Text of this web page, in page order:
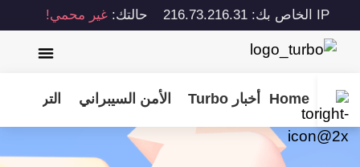
IP الخاص بك: 216.73.216.31 حالتك: غير محمي!
Home أخبار Turbo الأمن السيبراني الترفيه